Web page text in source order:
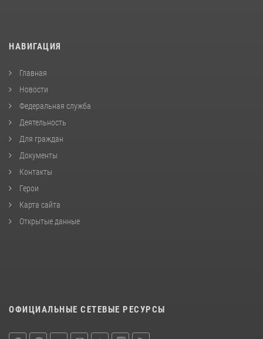
НАВИГАЦИЯ
Главная
Новости
Федеральная служба
Деятельность
Для граждан
Документы
Контакты
Герои
Карта сайта
Открытые данные
ОФИЦИАЛЬНЫЕ СЕТЕВЫЕ РЕСУРСЫ